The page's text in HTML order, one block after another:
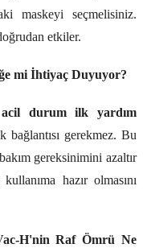
maskeyi seçmelisiniz.
etkiler.
mi İhtiyaç Duyuyor?
acil durum ilk yardım
bağlantısı gerekmez. Bu
gereksinimini azaltır
hazır olmasını
H'nin Raf Ömrü Ne